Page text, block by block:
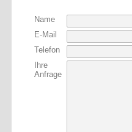
Name
E-Mail
Telefon
Ihre
Anfrage